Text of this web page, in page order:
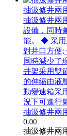
抽汲修井兩
抽汲修井兩
設備，同時
能。 ◆ 采用
對井口方便;
同時減少了
井架采用雙
的伸縮由液
動變速箱采
況下可進行
抽汲修井兩
0.00
抽汲修井兩